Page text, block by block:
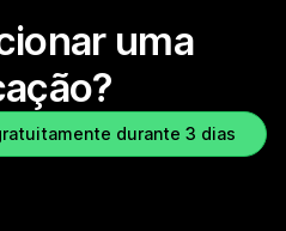
uma
durante 3 dias